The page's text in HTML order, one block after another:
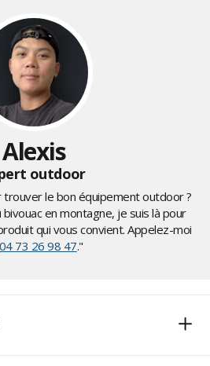
Alexis
outdoor
trouver le bon équipement outdoor ?
bivouac en montagne, je suis là pour
qui vous convient. Appelez-moi
04 73 26 98 47."